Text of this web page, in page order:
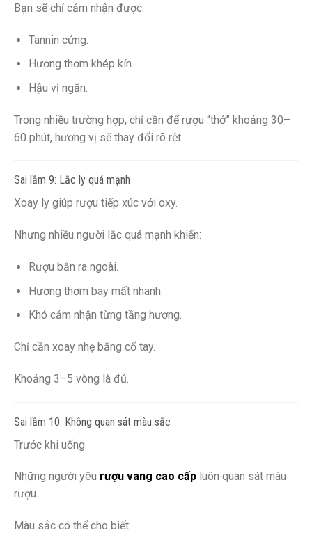
Bạn sẽ chỉ cảm nhận được:
Tannin cứng.
Hương thơm khép kín.
Hậu vị ngắn.
Trong nhiều trường hợp, chỉ cần để rượu “thở” khoảng 30–
60 phút, hương vị sẽ thay đổi rõ rệt.
Sai lầm 9: Lắc ly quá mạnh
Xoay ly giúp rượu tiếp xúc với oxy.
Nhưng nhiều người lắc quá mạnh khiến:
Rượu bắn ra ngoài.
Hương thơm bay mất nhanh.
Khó cảm nhận từng tầng hương.
Chỉ cần xoay nhẹ bằng cổ tay.
Khoảng 3–5 vòng là đủ.
Sai lầm 10: Không quan sát màu sắc
Trước khi uống.
Những người yêu rượu vang cao cấp luôn quan sát màu
rượu.
Màu sắc có thể cho biết: